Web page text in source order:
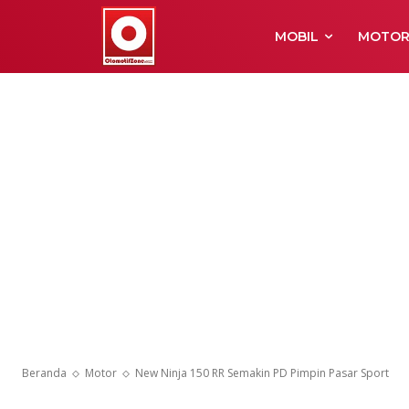
MOBIL MOTOR
Beranda Motor New Ninja 150 RR Semakin PD Pimpin Pasar Sport